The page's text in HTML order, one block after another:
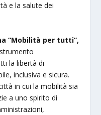
e la salute dei
“Mobilità per tutti”,
la libertà di
inclusiva e sicura.
in cui la mobilità sia
a uno spirito di